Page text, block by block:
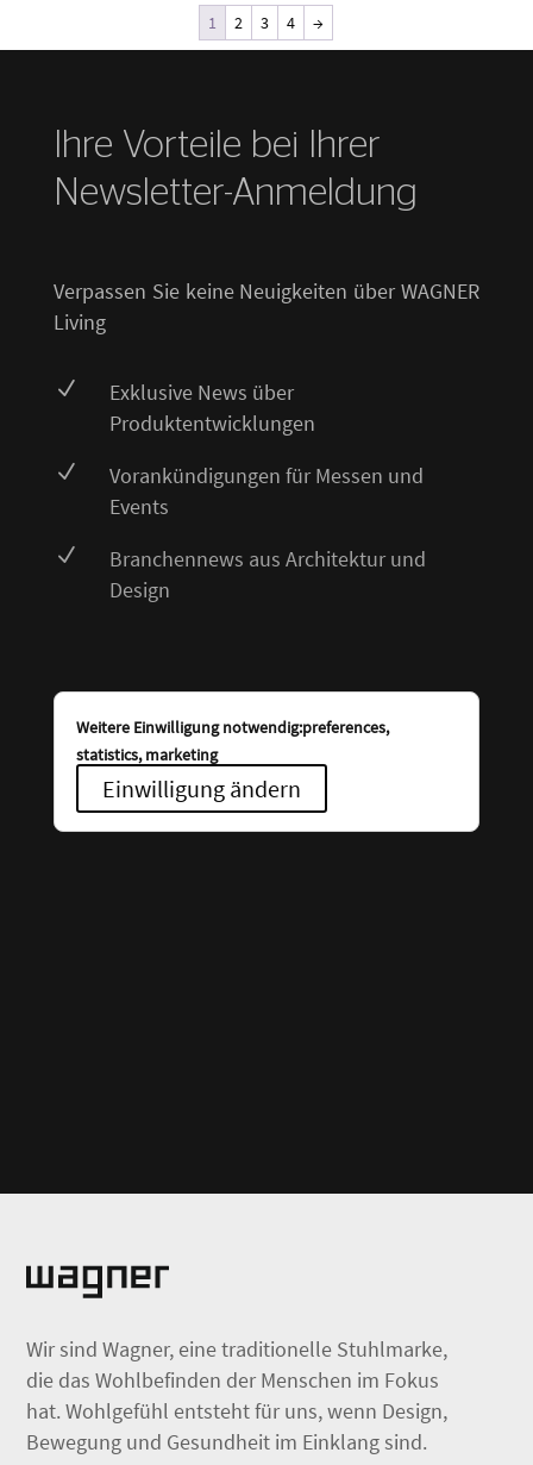
1 2 3 4 →
Ihre Vorteile bei Ihrer
Newsletter-Anmeldung
Verpassen Sie keine Neuigkeiten über WAGNER
Living
N
Exklusive News über
Produktentwicklungen
N
Vorankündigungen für Messen und
Events
N
Branchennews aus Architektur und
Design
Weitere Einwilligung notwendig:preferences,
statistics, marketing
Einwilligung ändern
Wir sind Wagner, eine traditionelle Stuhlmarke,
die das Wohlbefinden der Menschen im Fokus
hat. Wohlgefühl entsteht für uns, wenn Design,
Bewegung und Gesundheit im Einklang sind.